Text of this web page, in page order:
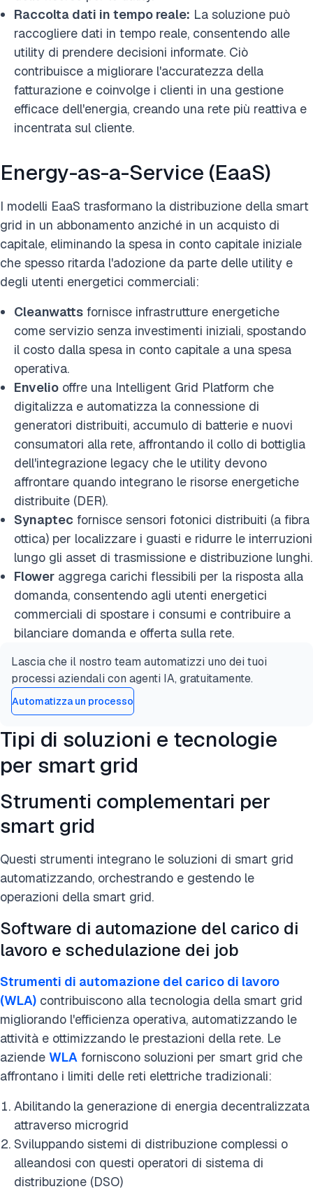
Raccolta dati in tempo reale: La soluzione può
raccogliere dati in tempo reale, consentendo alle
utility di prendere decisioni informate. Ciò
contribuisce a migliorare l'accuratezza della
fatturazione e coinvolge i clienti in una gestione
efficace dell'energia, creando una rete più reattiva e
incentrata sul cliente.
Energy-as-a-Service (EaaS)
I modelli EaaS trasformano la distribuzione della smart
grid in un abbonamento anziché in un acquisto di
capitale, eliminando la spesa in conto capitale iniziale
che spesso ritarda l'adozione da parte delle utility e
degli utenti energetici commerciali:
Cleanwatts fornisce infrastrutture energetiche
come servizio senza investimenti iniziali, spostando
il costo dalla spesa in conto capitale a una spesa
operativa.
Envelio offre una Intelligent Grid Platform che
digitalizza e automatizza la connessione di
generatori distribuiti, accumulo di batterie e nuovi
consumatori alla rete, affrontando il collo di bottiglia
dell'integrazione legacy che le utility devono
affrontare quando integrano le risorse energetiche
distribuite (DER).
Synaptec fornisce sensori fotonici distribuiti (a fibra
ottica) per localizzare i guasti e ridurre le interruzioni
lungo gli asset di trasmissione e distribuzione lunghi.
Flower aggrega carichi flessibili per la risposta alla
domanda, consentendo agli utenti energetici
commerciali di spostare i consumi e contribuire a
bilanciare domanda e offerta sulla rete.
Lascia che il nostro team automatizzi uno dei tuoi
processi aziendali con agenti IA, gratuitamente.
Automatizza un processo
Tipi di soluzioni e tecnologie
per smart grid
Strumenti complementari per
smart grid
Questi strumenti integrano le soluzioni di smart grid
automatizzando, orchestrando e gestendo le
operazioni della smart grid.
Software di automazione del carico di
lavoro e schedulazione dei job
Strumenti di automazione del carico di lavoro
(WLA) contribuiscono alla tecnologia della smart grid
migliorando l'efficienza operativa, automatizzando le
attività e ottimizzando le prestazioni della rete. Le
aziende WLA forniscono soluzioni per smart grid che
affrontano i limiti delle reti elettriche tradizionali:
Abilitando la generazione di energia decentralizzata
attraverso microgrid
Sviluppando sistemi di distribuzione complessi o
alleandosi con questi operatori di sistema di
distribuzione (DSO)